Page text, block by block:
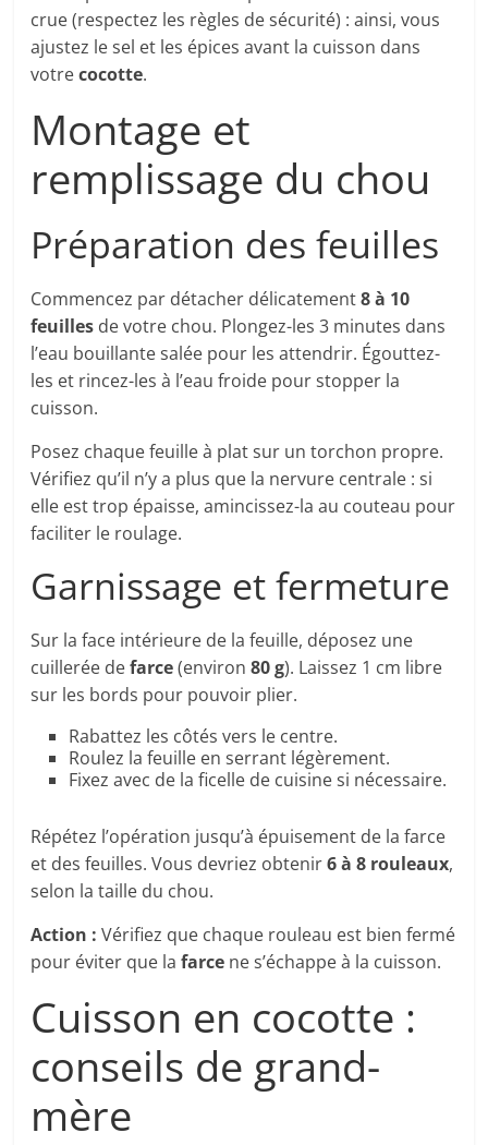
crue (respectez les règles de sécurité) : ainsi, vous
ajustez le sel et les épices avant la cuisson dans
votrecocotte.
Montage et
remplissage du chou
Préparation des feuilles
Commencez par détacher délicatement8 à 10
feuilles de votre chou. Plongez-les 3 minutes dans
l’eau bouillante salée pour les attendrir. Égouttez-
les et rincez-les à l’eau froide pour stopper la
cuisson.
Posez chaque feuille à plat sur un torchon propre.
Vérifiez qu’il n’y a plus que la nervure centrale : si
elle est trop épaisse, amincissez-la au couteau pour
faciliter le roulage.
Garnissage et fermeture
Sur la face intérieure de la feuille, déposez une
cuillerée defarce(environ80 g). Laissez 1 cm libre
sur les bords pour pouvoir plier.
Rabattez les côtés vers le centre.
Roulez la feuille en serrant légèrement.
Fixez avec de la ficelle de cuisine si nécessaire.
Répétez l’opération jusqu’à épuisement de la farce
et des feuilles. Vous devriez obtenir6 à 8 rouleaux,
selon la taille du chou.
Action : Vérifiez que chaque rouleau est bien fermé
pour éviter que lafarce ne s’échappe à la cuisson.
Cuisson en cocotte :
conseils de grand-
mère